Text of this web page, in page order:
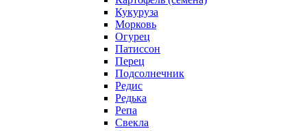
Кукуруза
Морковь
Огурец
Патиссон
Перец
Подсолнечник
Редис
Редька
Репа
Свекла